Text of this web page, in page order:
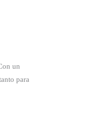
un
para